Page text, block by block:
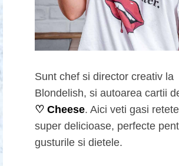
Sunt chef si director creativ la
Blondelish, si autoarea cartii
♡ Cheese. Aici veti gasi
super delicioase, perfecte
gusturile si dietele.